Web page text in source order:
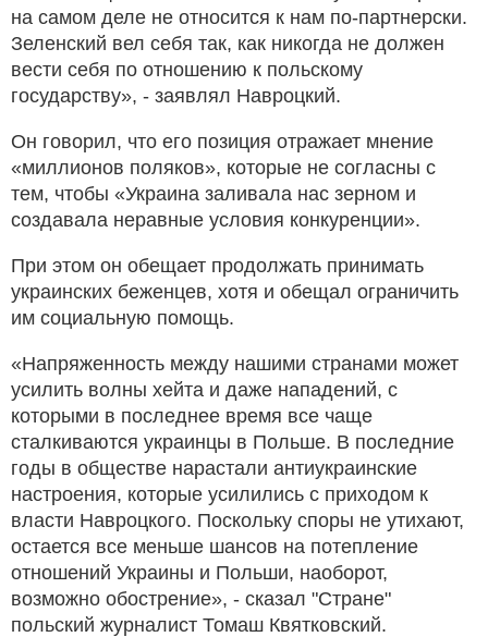
на самом деле не относится к нам по-партнерски.
Зеленский вел себя так, как никогда не должен
вести себя по отношению к польскому
государству», - заявлял Навроцкий.
Он говорил, что его позиция отражает мнение
«миллионов поляков», которые не согласны с
тем, чтобы «Украина заливала нас зерном и
создавала неравные условия конкуренции».
При этом он обещает продолжать принимать
украинских беженцев, хотя и обещал ограничить
им социальную помощь.
«Напряженность между нашими странами может
усилить волны хейта и даже нападений, с
которыми в последнее время все чаще
сталкиваются украинцы в Польше. В последние
годы в обществе нарастали антиукраинские
настроения, которые усилились с приходом к
власти Навроцкого. Поскольку споры не утихают,
остается все меньше шансов на потепление
отношений Украины и Польши, наоборот,
возможно обострение», - сказал "Стране"
польский журналист Томаш Квятковский.